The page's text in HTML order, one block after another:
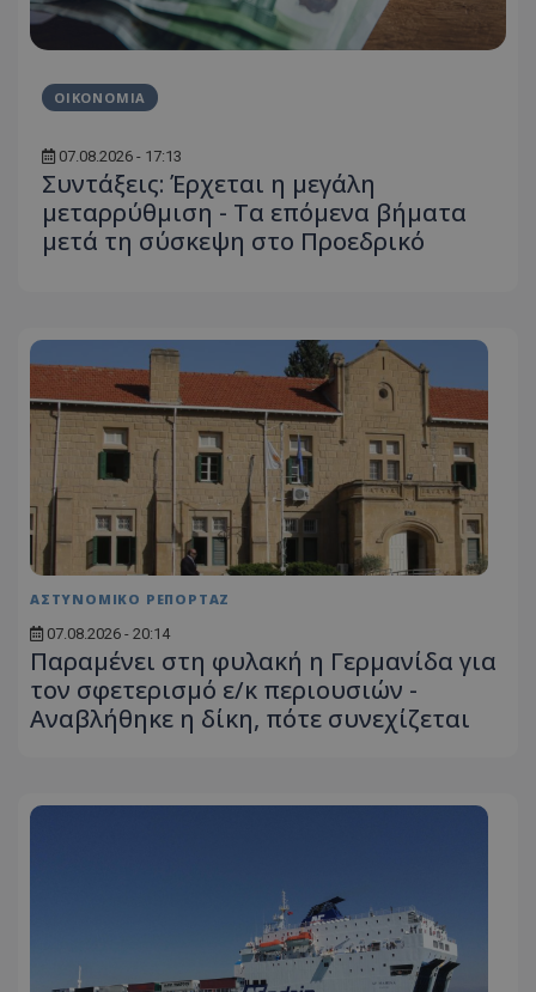
ΟΙΚΟΝΟΜΙΑ
07.08.2026 - 17:13
Συντάξεις: Έρχεται η μεγάλη
μεταρρύθμιση - Τα επόμενα βήματα
μετά τη σύσκεψη στο Προεδρικό
ΑΣΤΥΝΟΜΙΚΟ ΡΕΠΟΡΤΑΖ
07.08.2026 - 20:14
Παραμένει στη φυλακή η Γερμανίδα για
τον σφετερισμό ε/κ περιουσιών -
Αναβλήθηκε η δίκη, πότε συνεχίζεται